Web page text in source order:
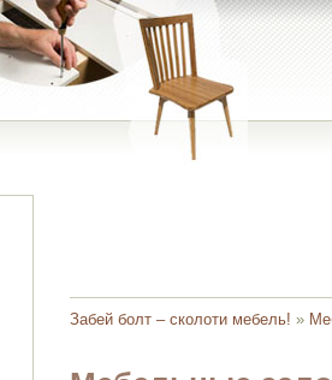
Забей болт – сколоти мебель! »